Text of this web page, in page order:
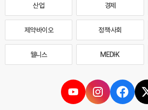
산업 경제
제약·바이오 정책·사회
웰니스 MEDI·K